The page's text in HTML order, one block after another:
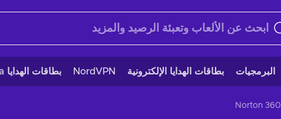
البرمجيات بطاقات الهدايا الإلكترونية NordVPN بطاقات الهدايا Eneba
Norton